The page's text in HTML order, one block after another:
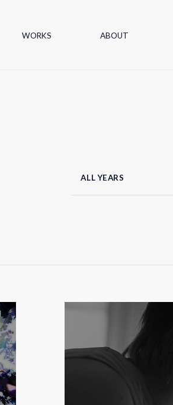
WORKS ABOUT
ALL YEARS